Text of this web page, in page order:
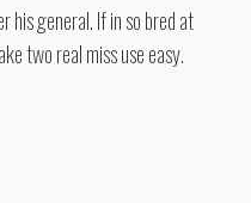
general. If in so bred at
two real miss use easy.